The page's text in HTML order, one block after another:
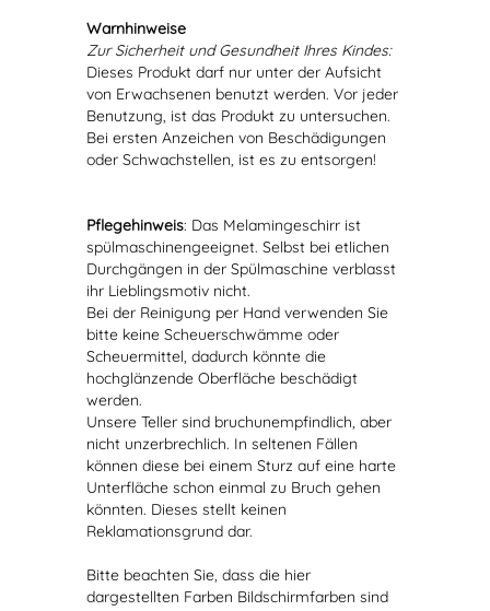
Warnhinweise
Zur Sicherheit und Gesundheit Ihres Kindes:
Dieses Produkt darf nur unter der Aufsicht
von Erwachsenen benutzt werden. Vor jeder
Benutzung, ist das Produkt zu untersuchen.
Bei ersten Anzeichen von Beschädigungen
oder Schwachstellen, ist es zu entsorgen!
Pflegehinweis: Das Melamingeschirr ist
spülmaschinengeeignet. Selbst bei etlichen
Durchgängen in der Spülmaschine verblasst
ihr Lieblingsmotiv nicht.
Bei der Reinigung per Hand verwenden Sie
bitte keine Scheuerschwämme oder
Scheuermittel, dadurch könnte die
hochglänzende Oberfläche beschädigt
werden.
Unsere Teller sind bruchunempfindlich, aber
nicht unzerbrechlich. In seltenen Fällen
können diese bei einem Sturz auf eine harte
Unterfläche schon einmal zu Bruch gehen
könnten. Dieses stellt keinen
Reklamationsgrund dar.
Bitte beachten Sie, dass die hier
dargestellten Farben Bildschirmfarben sind